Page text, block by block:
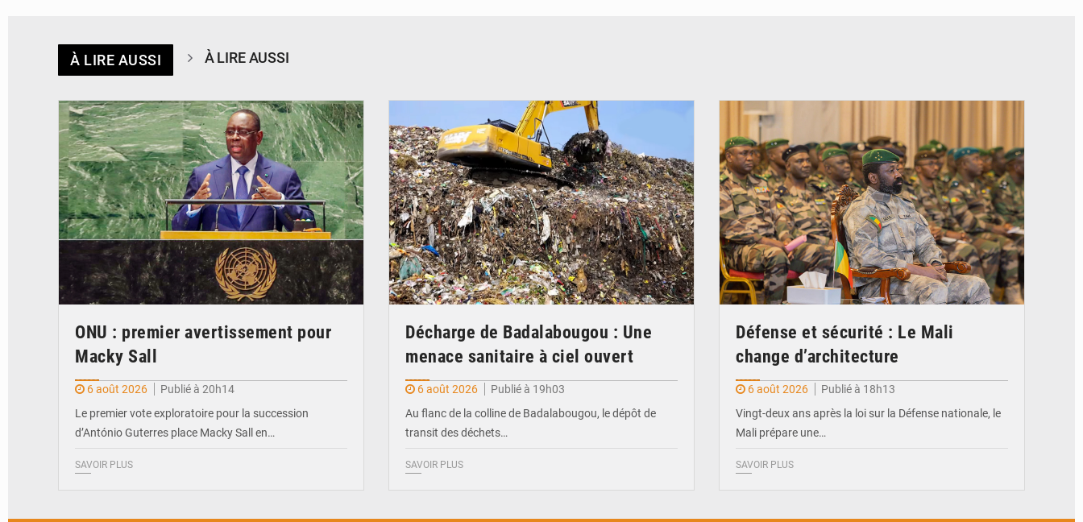
À LIRE AUSSI À LIRE AUSSI
© DAOU
ONU : premier avertissement pour
Macky Sall
6 août 2026
Publié à 20h14
Le premier vote exploratoire pour la succession
d’António Guterres place Macky Sall en…
SAVOIR PLUS
Décharge de Badalabougou : Une
menace sanitaire à ciel ouvert
6 août 2026
Publié à 19h03
Au flanc de la colline de Badalabougou, le dépôt de
transit des déchets…
SAVOIR PLUS
© JDM
Défense et sécurité : Le Mali
change d’architecture
6 août 2026
Publié à 18h13
Vingt-deux ans après la loi sur la Défense nationale, le
Mali prépare une…
SAVOIR PLUS